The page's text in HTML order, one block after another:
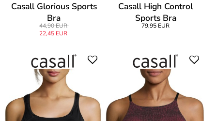
Casall Glorious Sports
Bra
44,90 EUR
22,45 EUR
Casall High Control
Sports Bra
79,95 EUR